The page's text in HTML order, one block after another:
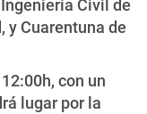
Civil de
y Cuarentuna de
con un
lugar por la